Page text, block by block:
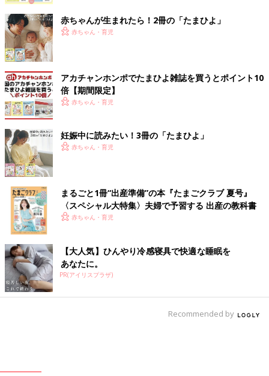
赤ちゃんが生まれたら！2冊の「たまひよ」
赤ちゃん・育児
アカチャンホンポでたまひよ雑誌を買うとポイント10
倍【期間限定】
赤ちゃん・育児
妊娠中に読みたい！3冊の「たまひよ」
赤ちゃん・育児
まるごと1冊“出産準備”の本『たまごクラブ 夏号』
〈スペシャル大特集〉夫婦で予習する 出産の教科書
赤ちゃん・育児
【大人気】ひんやり冷感寝具で快適な睡眠を
あなたに。
PR(アイリスプラザ)
Recommended by